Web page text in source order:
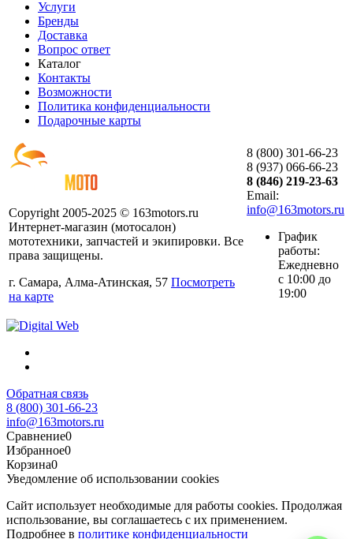
Услуги
Бренды
Доставка
Вопрос ответ
Каталог
Контакты
Возможности
Политика конфиденциальности
Подарочные карты
Copyright 2005-2025 © 163motors.ru
Интернет-магазин (мотосалон)
мототехники, запчастей и экипировки. Все
права защищены.
г. Самара, Алма-Атинская, 57 Посмотреть
на карте
8 (800) 301-66-23
8 (937) 066-66-23
8 (846) 219-23-63
Email:
info@163motors.ru
График
работы:
Ежедневно
с 10:00 до
19:00
Обратная связь
8 (800) 301-66-23
info@163motors.ru
Сравнение0
Избранное0
Корзина0
Уведомление об использовании cookies
Сайт использует необходимые для работы cookies. Продолжая
использование, вы соглашаетесь с их применением.
Подробнее в политике конфиденциальности